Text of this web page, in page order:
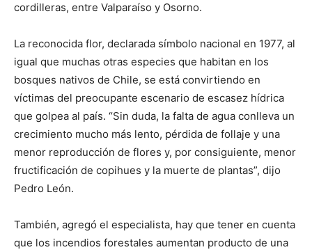
cordilleras, entre Valparaíso y Osorno.
La reconocida flor, declarada símbolo nacional en 1977, al
igual que muchas otras especies que habitan en los
bosques nativos de Chile, se está convirtiendo en
víctimas del preocupante escenario de escasez hídrica
que golpea al país. “Sin duda, la falta de agua conlleva un
crecimiento mucho más lento, pérdida de follaje y una
menor reproducción de flores y, por consiguiente, menor
fructificación de copihues y la muerte de plantas”, dijo
Pedro León.
También, agregó el especialista, hay que tener en cuenta
que los incendios forestales aumentan producto de una